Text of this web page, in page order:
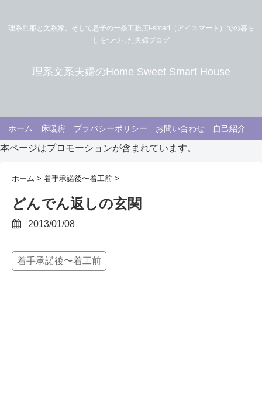
理系旦那と文系嫁、そして息子の一条工務店i-smart（アイスマート）での暮ら
しをつづった夫婦ブログ
理系文系夫婦のHome Sweet Smart House
ホーム 床暖房 プラバシーポリシー お問い合わせ 自己紹介
本ページはプロモーションが含まれています。
ホーム > 着手承諾後〜着工前 >
どんでん返しの玄関
2013/01/08
着手承諾後〜着工前